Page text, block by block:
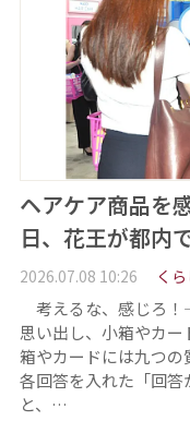
ヘアケア商品を
日、花王が都内
2026.07.08 10:26 くら
考えるな、感じろ！
思い出し、小箱やカ
箱やカードには九つの
各回答を入れた「回答
と、…